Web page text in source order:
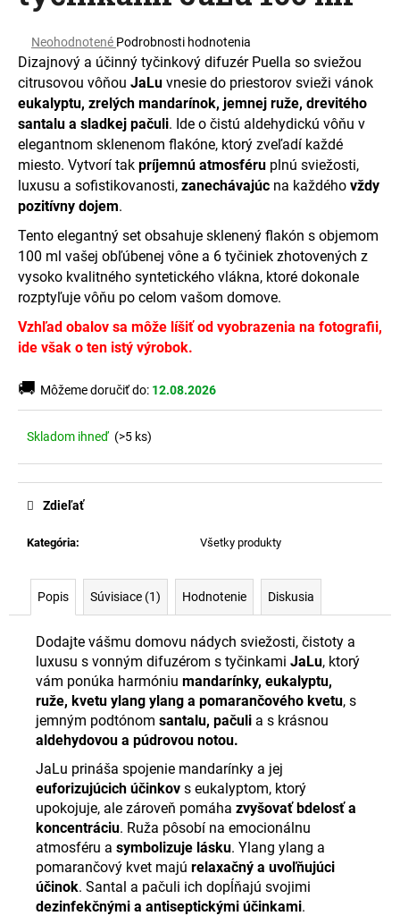
Priemerné
hodnotenie
produktu
je
0,0
z
5
hviezdičiek.
Neohodnotené Podrobnosti hodnotenia
Dizajnový a účinný tyčinkový difuzér Puella so sviežou
citrusovou vôňou JaLu vnesie do priestorov svieži vánok
eukalyptu, zrelých mandarínok, jemnej ruže, drevitého
santalu a sladkej pačuli. Ide o čistú aldehydickú vôňu v
elegantnom sklenenom flakóne, ktorý zveľadí každé
miesto. Vytvorí tak príjemnú atmosféru plnú sviežosti,
luxusu a sofistikovanosti, zanechávajúc na každého vždy
pozitívny dojem.
Tento elegantný set obsahuje sklenený flakón s objemom
100 ml vašej obľúbenej vône a 6 tyčiniek zhotovených z
vysoko kvalitného syntetického vlákna, ktoré dokonale
rozptyľuje vôňu po celom vašom domove.
Vzhľad obalov sa môže líšiť od vyobrazenia na fotografii,
ide však o ten istý výrobok.
🚚 Môžeme doručiť do: 12.08.2026
Skladom ihneď (>5 ks)
Kategória: Všetky produkty
Zdieľať
Popis Súvisiace (1) Hodnotenie Diskusia
Dodajte vášmu domovu nádych sviežosti, čistoty a
luxusu s vonným difuzérom s tyčinkami JaLu, ktorý
vám ponúka harmóniu mandarínky, eukalyptu,
ruže, kvetu ylang ylang a pomarančového kvetu, s
jemným podtónom santalu, pačuli a s krásnou
aldehydovou a púdrovou notou.
JaLu prináša spojenie mandarínky a jej
euforizujúcich účinkov s eukalyptom, ktorý
upokojuje, ale zároveň pomáha zvyšovať bdelosť a
koncentráciu. Ruža pôsobí na emocionálnu
atmosféru a symbolizuje lásku. Ylang ylang a
pomarančový kvet majú relaxačný a uvoľňujúci
účinok. Santal a pačuli ich dopĺňajú svojimi
dezinfekčnými a antiseptickými účinkami.
s
ť
?
HĽADAŤ
O
d
p
o
ú
č
m
e